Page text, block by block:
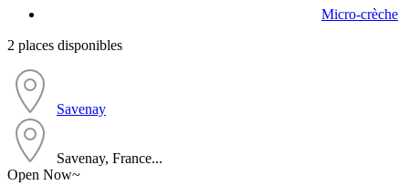
Micro-crèche
2 places disponibles
Savenay
Savenay, France...
Open Now~